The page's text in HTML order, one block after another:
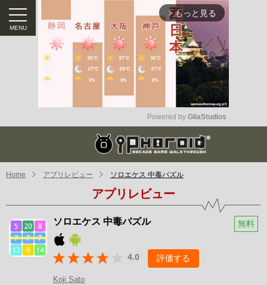
arrow_forward_ios もっと見る
Mute
Powered by GliaStudios
Home アプリレビュー ソロエケス 中毒パズル
アプリレビュー
ソロエケス 中毒パズル 無料
4.0 評価する
Koji Sato